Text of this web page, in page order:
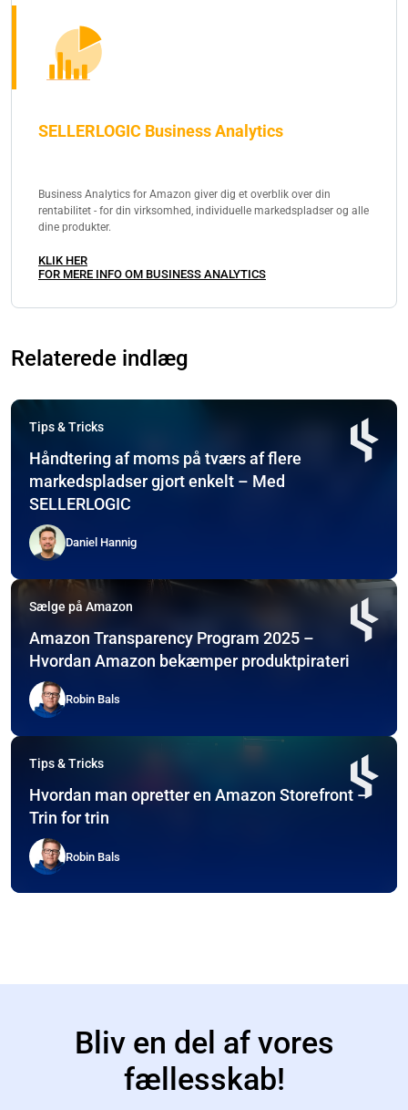
SELLERLOGIC Business Analytics
Business Analytics for Amazon giver dig et overblik over din
rentabilitet - for din virksomhed, individuelle markedspladser og alle
dine produkter.
KLIK HER
FOR MERE INFO OM BUSINESS ANALYTICS
Relaterede indlæg
Tips & Tricks
Håndtering af moms på tværs af flere
markedspladser gjort enkelt – Med
SELLERLOGIC
Daniel Hannig
Sælge på Amazon
Amazon Transparency Program 2025 –
Hvordan Amazon bekæmper produktpirateri
Robin Bals
Tips & Tricks
Hvordan man opretter en Amazon Storefront –
Trin for trin
Robin Bals
Bliv en del af vores
fællesskab!